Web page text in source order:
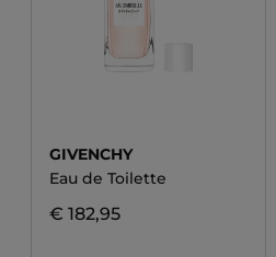
GIVENCHY
Eau de Toilette
€ 182,95